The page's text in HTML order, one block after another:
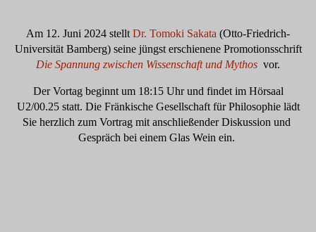
Am 12. Juni 2024 stellt Dr. Tomoki Sakata (Otto-Friedrich-
Universität Bamberg) seine jüngst erschienene Promotionsschrift
Die Spannung zwischen Wissenschaft und Mythos vor.
Der Vortag beginnt um 18:15 Uhr und findet im Hörsaal
U2/00.25 statt. Die Fränkische Gesellschaft für Philosophie lädt
Sie herzlich zum Vortrag mit anschließender Diskussion und
Gespräch bei einem Glas Wein ein.